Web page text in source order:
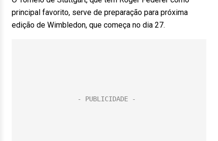
principal favorito, serve de preparação para próxima
edição de Wimbledon, que começa no dia 27.